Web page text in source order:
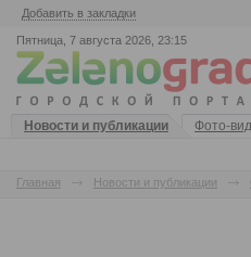
Добавить в закладки
Пятница, 7 августа 2026, 23:15
Новости и публикации Фото-
Главная Новости и публикации